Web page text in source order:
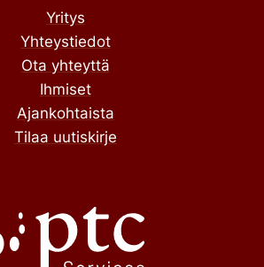
Yritys
Yhteystiedot
Ota yhteyttä
Ihmiset
Ajankohtaista
Tilaa uutiskirje